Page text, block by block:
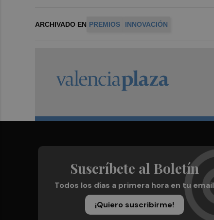
ARCHIVADO EN PREMIOS INNOVACIÓN
Suscríbete al Boletín
Todos los días a primera hora en tu email
¡Quiero suscribirme!